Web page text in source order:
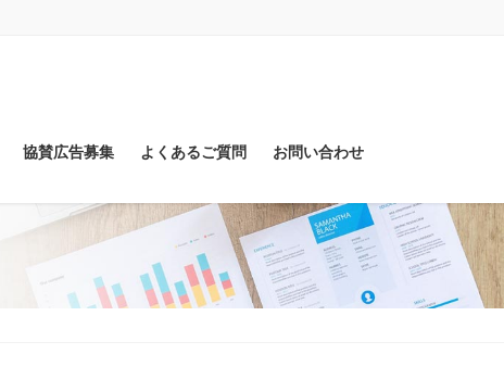
協賛広告募集 よくあるご質問 お問い合わせ